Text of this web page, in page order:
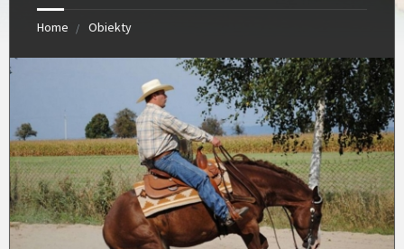
Home Obiekty